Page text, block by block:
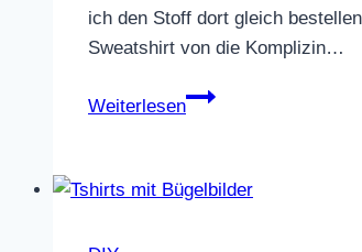
ich den Stoff dort gleich
Sweatshirt von die Komplizin…
Weiterlesen
Sweatshirt